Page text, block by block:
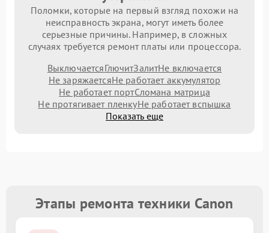
Поломки, которые на первый взгляд похожи на
неисправность экрана, могут иметь более
серьезные причины. Например, в сложных
случаях требуется ремонт платы или процессора.
ВыключаетсяГлючитЗалитНе включается
Не заряжаетсяНе работает аккумулятор
Не работает портСломана матрица
Не протягивает пленкуНе работает вспышка
Показать еще
Этапы ремонта техники Canon